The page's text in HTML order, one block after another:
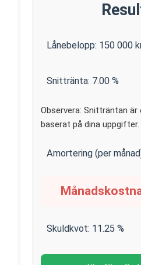
Lånebelopp: 150 000
Snittränta: 7.00 %
Observera: Snitträntan är
baserat på dina uppgifter.
Amortering (per
Skuldkvot: 11.25 %